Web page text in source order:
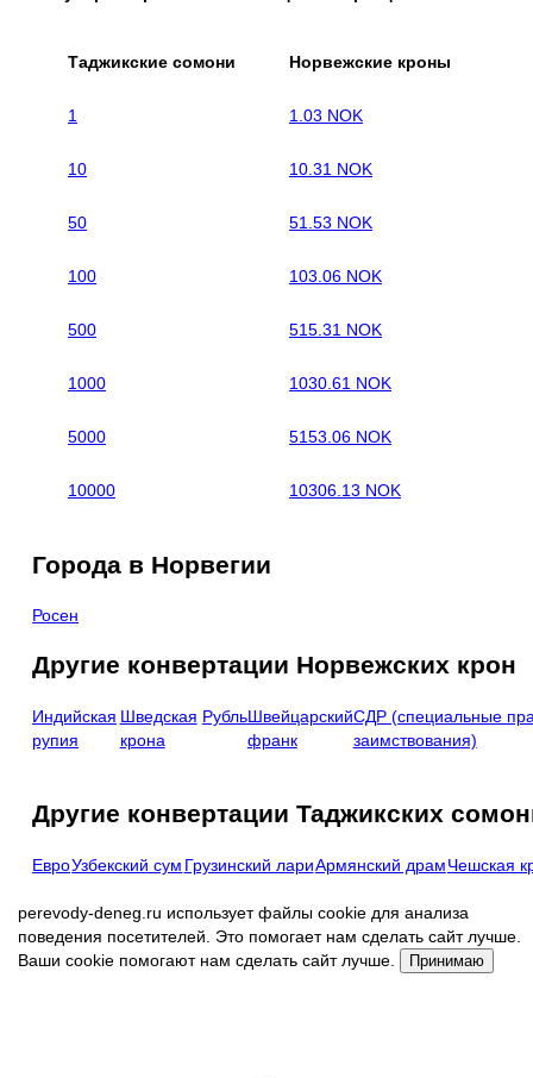
Таджикские сомони Норвежские кроны
1 1.03 NOK
10 10.31 NOK
50 51.53 NOK
100 103.06 NOK
500 515.31 NOK
1000 1030.61 NOK
5000 5153.06 NOK
10000 10306.13 NOK
Города в Норвегии
Росен
Другие конвертации Норвежских крон
Индийская
рупия
Шведская
крона
РубльШвейцарский
франк
СДР (специальные
заимствования)
Другие конвертации Таджикских
ЕвроУзбекский сум Грузинский лариАрмянский драмЧешская
perevody-deneg.ru использует файлы cookie для анализа
поведения посетителей. Это помогает нам сделать сайт лучше.
Ваши cookie помогают нам сделать сайт лучше.
Принимаю